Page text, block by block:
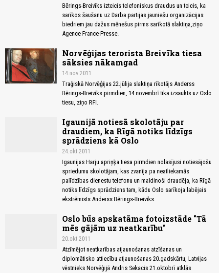
Bērings-Breivīks izteicis telefoniskus draudus un teicis, ka
sarīkos šaušanu uz Darba partijas jauniešu organizācijas
biedriem jau dažus mēnešus pirms sarīkotā slaktiņa,ziņo
Agence France-Presse.
Norvēģijas terorista Breivīka tiesa
sāksies nākamgad
14.nov 2011
Traģiskā Norvēģijas 22.jūlija slaktiņa rīkotājs Anderss
Bērings-Breivīks pirmdien, 14.novembrī tika izsaukts uz Oslo
tiesu, ziņo RFI.
Igaunijā notiesā skolotāju par
draudiem, ka Rīgā notiks līdzīgs
sprādziens kā Oslo
24.okt 2011
Igaunijas Harju apriņķa tiesa pirmdien nolasījusi notiesājošu
spriedumu skolotājam, kas zvanīja pa neatliekamās
palīdzības dienestu telefonu un maldinoši draudēja, ka Rīgā
notiks līdzīgs sprādziens tam, kādu Oslo sarīkoja labējais
ekstrēmists Anderss Bērings-Breivīks.
Oslo būs apskatāma fotoizstāde "Tā
mēs gājām uz neatkarību"
20.okt 2011
Atzīmējot neatkarības atjaunošanas atzīšanas un
diplomātisko attiecību atjaunošanas 20.gadskārtu, Latvijas
vēstnieks Norvēģijā Andris Sekacis 21.oktobrī atklās